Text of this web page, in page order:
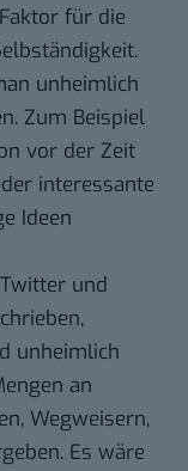
für die
unheimlich
Zum Beispiel
vor der Zeit
interessante
Ideen
und
unheimlich
an
Wegweisern,
Es wäre